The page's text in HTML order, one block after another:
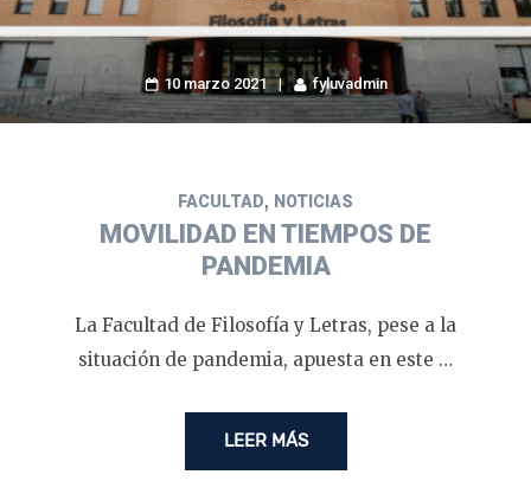
10 marzo 2021 fyluvadmin
FACULTAD, NOTICIAS
MOVILIDAD EN TIEMPOS DE
PANDEMIA
La Facultad de Filosofía y Letras, pese a la
situación de pandemia, apuesta en este …
LEER MÁS